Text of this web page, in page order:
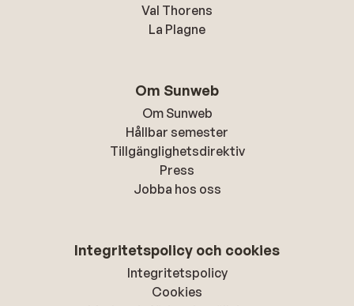
Val Thorens
La Plagne
Om Sunweb
Om Sunweb
Hållbar semester
Tillgänglighetsdirektiv
Press
Jobba hos oss
Integritetspolicy och cookies
Integritetspolicy
Cookies